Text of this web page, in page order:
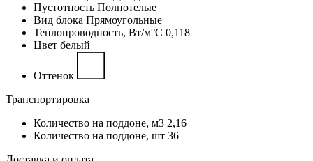
Пустотность Полнотелые
Вид блока Прямоугольные
Теплопроводность, Вт/м°С 0,118
Цвет белый
Оттенок
Транспортировка
Количество на поддоне, м3 2,16
Количество на поддоне, шт 36